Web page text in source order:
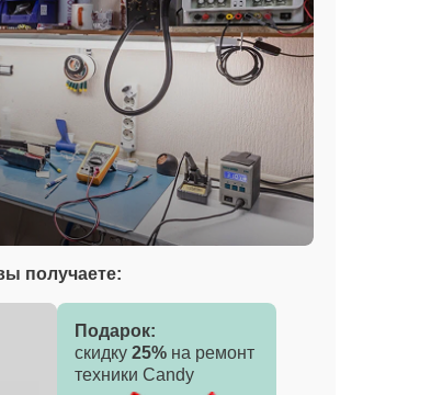
получаете:
Подарок:
скидку 25% на ремонт
техники Candy